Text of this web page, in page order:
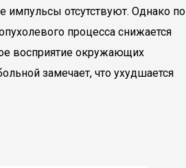
импульсы отсутствуют. Однако по
процесса снижается
восприятие окружающих
замечает, что ухудшается